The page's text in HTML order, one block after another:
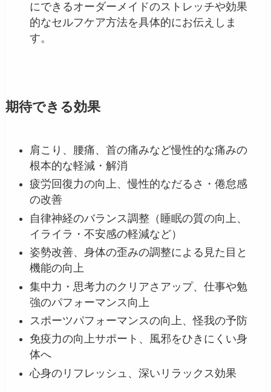
にできるオーダーメイドのストレッチや効果
的なセルフケア方法を具体的にお伝えしま
す。
期待できる効果
肩こり、腰痛、首の痛みなど慢性的な痛みの
根本的な軽減・解消
疲労回復力の向上、慢性的なだるさ・倦怠感
の改善
自律神経のバランス調整（睡眠の質の向上、
イライラ・不安感の軽減など）
姿勢改善、身体の歪みの調整による見た目と
機能の向上
集中力・思考力のクリアさアップ、仕事や勉
強のパフォーマンス向上
スポーツパフォーマンスの向上、怪我の予防
免疫力の向上サポート、風邪をひきにくい身
体へ
心身のリフレッシュ、深いリラックス効果